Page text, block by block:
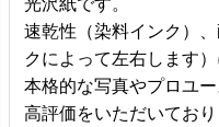
光沢紙です。
速乾性（染料インク）
クによって左右します）
本格的な写真やプロユ
高評価をいただいており